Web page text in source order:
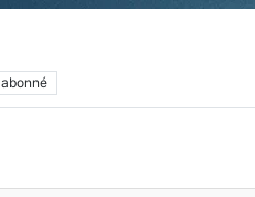
abonné